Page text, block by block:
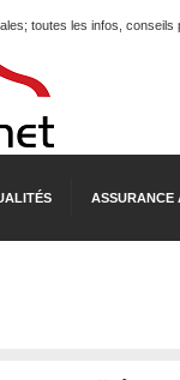
toutes les infos,
ASSURANCE